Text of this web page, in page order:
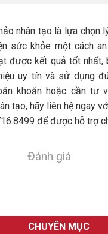
nhân tạo là lựa chọn
sức khỏe một cách
được kết quả tốt nhất,
uy tín và sử dụng
khoăn hoặc cần tư
tạo, hãy liên hệ ngay
để được hỗ trợ
Đánh giá
CHUYÊN MỤC